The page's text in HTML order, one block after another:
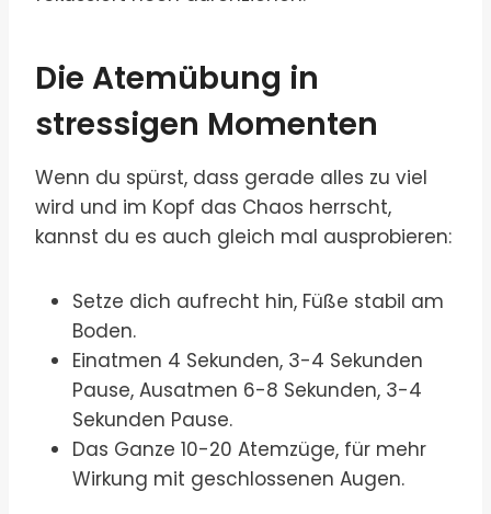
Die Atemübung in
stressigen Momenten
Wenn du spürst, dass gerade alles zu viel
wird und im Kopf das Chaos herrscht,
kannst du es auch gleich mal ausprobieren:
Setze dich aufrecht hin, Füße stabil am
Boden.
Einatmen 4 Sekunden, 3-4 Sekunden
Pause, Ausatmen 6-8 Sekunden, 3-4
Sekunden Pause.
Das Ganze 10-20 Atemzüge, für mehr
Wirkung mit geschlossenen Augen.